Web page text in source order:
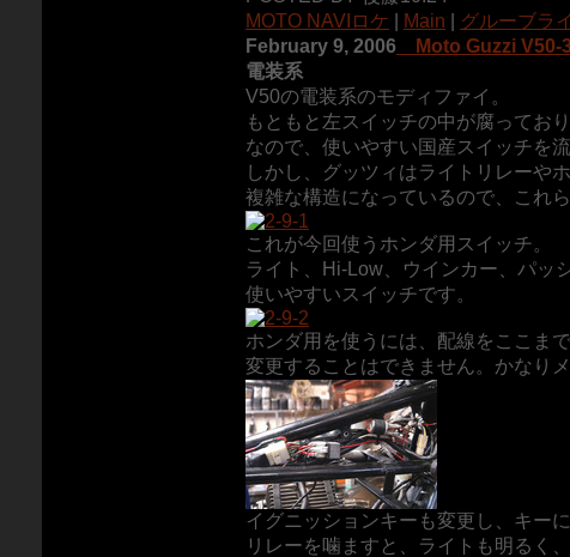
MOTO NAVIロケ
Main
グルーブラ
February 9, 2006 Moto Guzzi V50-
電装系
V50の電装系のモディファイ。
もともと左スイッチの中が腐っており
なので、使いやすい国産スイッチを
しかし、グッツィはライトリレーや
複雑な構造になっているので、これ
これが今回使うホンダ用スイッチ。
ライト、Hi-Low、ウインカー、パッ
使いやすいスイッチです。
ホンダ用を使うには、配線をここま
変更することはできません。かなりメ
イグニッションキーも変更し、キー
リレーを噛ますと、ライトも明るく